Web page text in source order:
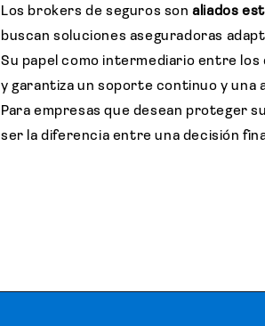
Los brokers de seguros sonaliados
buscan soluciones aseguradoras
Su papel como intermediario entre los
y garantiza un soporte continuo y una
Para empresas que desean proteger
ser la diferencia entre una decisión